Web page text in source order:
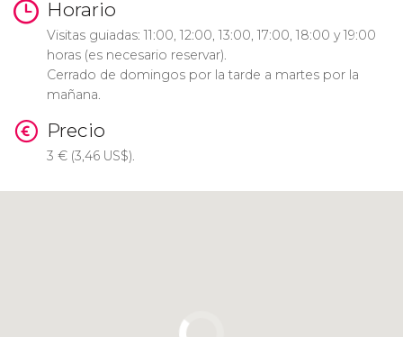
Horario
Visitas guiadas: 11:00, 12:00, 13:00, 17:00, 18:00 y 19:00
horas (es necesario reservar).
Cerrado de domingos por la tarde a martes por la
mañana.
Precio
3 €(3,46 US$).